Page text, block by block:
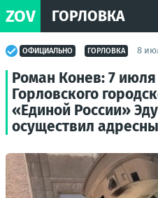
ZOV ГОРЛОВКА
ОФИЦИАЛЬНО ГОРЛОВКА 8
Роман Конев: 7 июля
Горловского
«Единой России»
осуществил